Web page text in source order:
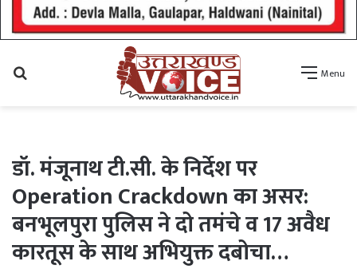
Menu
डॉ. मंजूनाथ टी.सी. के निर्देश पर
Operation Crackdown का असर:
बनभूलपुरा पुलिस ने दो तमंचे व 17 अवैध
कारतूस के साथ अभियुक्त दबोचा…